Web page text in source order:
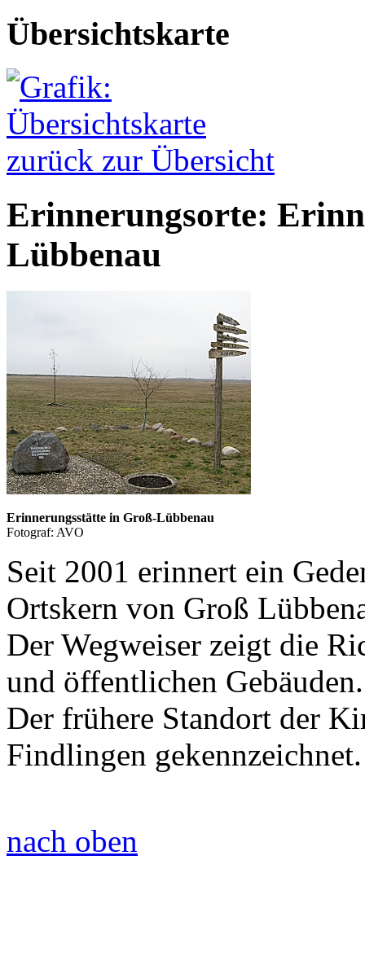
Übersichtskarte
zurück zur Übersicht
Erinnerungsorte:
Lübbenau
Erinnerungsstätte in Groß-Lübbenau
Fotograf: AVO
Seit 2001 erinnert ein
Ortskern von Groß
Der Wegweiser zeigt die
und öffentlichen Gebäuden.
Der frühere Standort der
Findlingen gekennzeichnet.
nach oben